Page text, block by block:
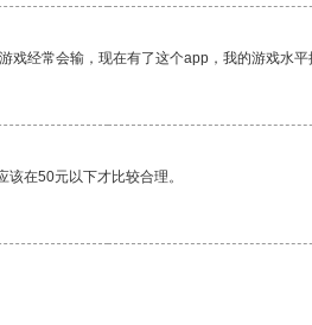
经常会输，现在有了这个app，我的游戏水平
在50元以下才比较合理。